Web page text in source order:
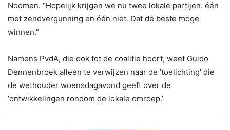
Noomen. “Hopelijk krijgen we nu twee lokale partijen. één
met zendvergunning en één niet. Dat de beste moge
winnen.”
Namens PvdA, die ook tot de coalitie hoort, weet Guido
Dennenbroek alleen te verwijzen naar de ’toelichting’ die
de wethouder woensdagavond geeft over de
‘ontwikkelingen rondom de lokale omroep.’